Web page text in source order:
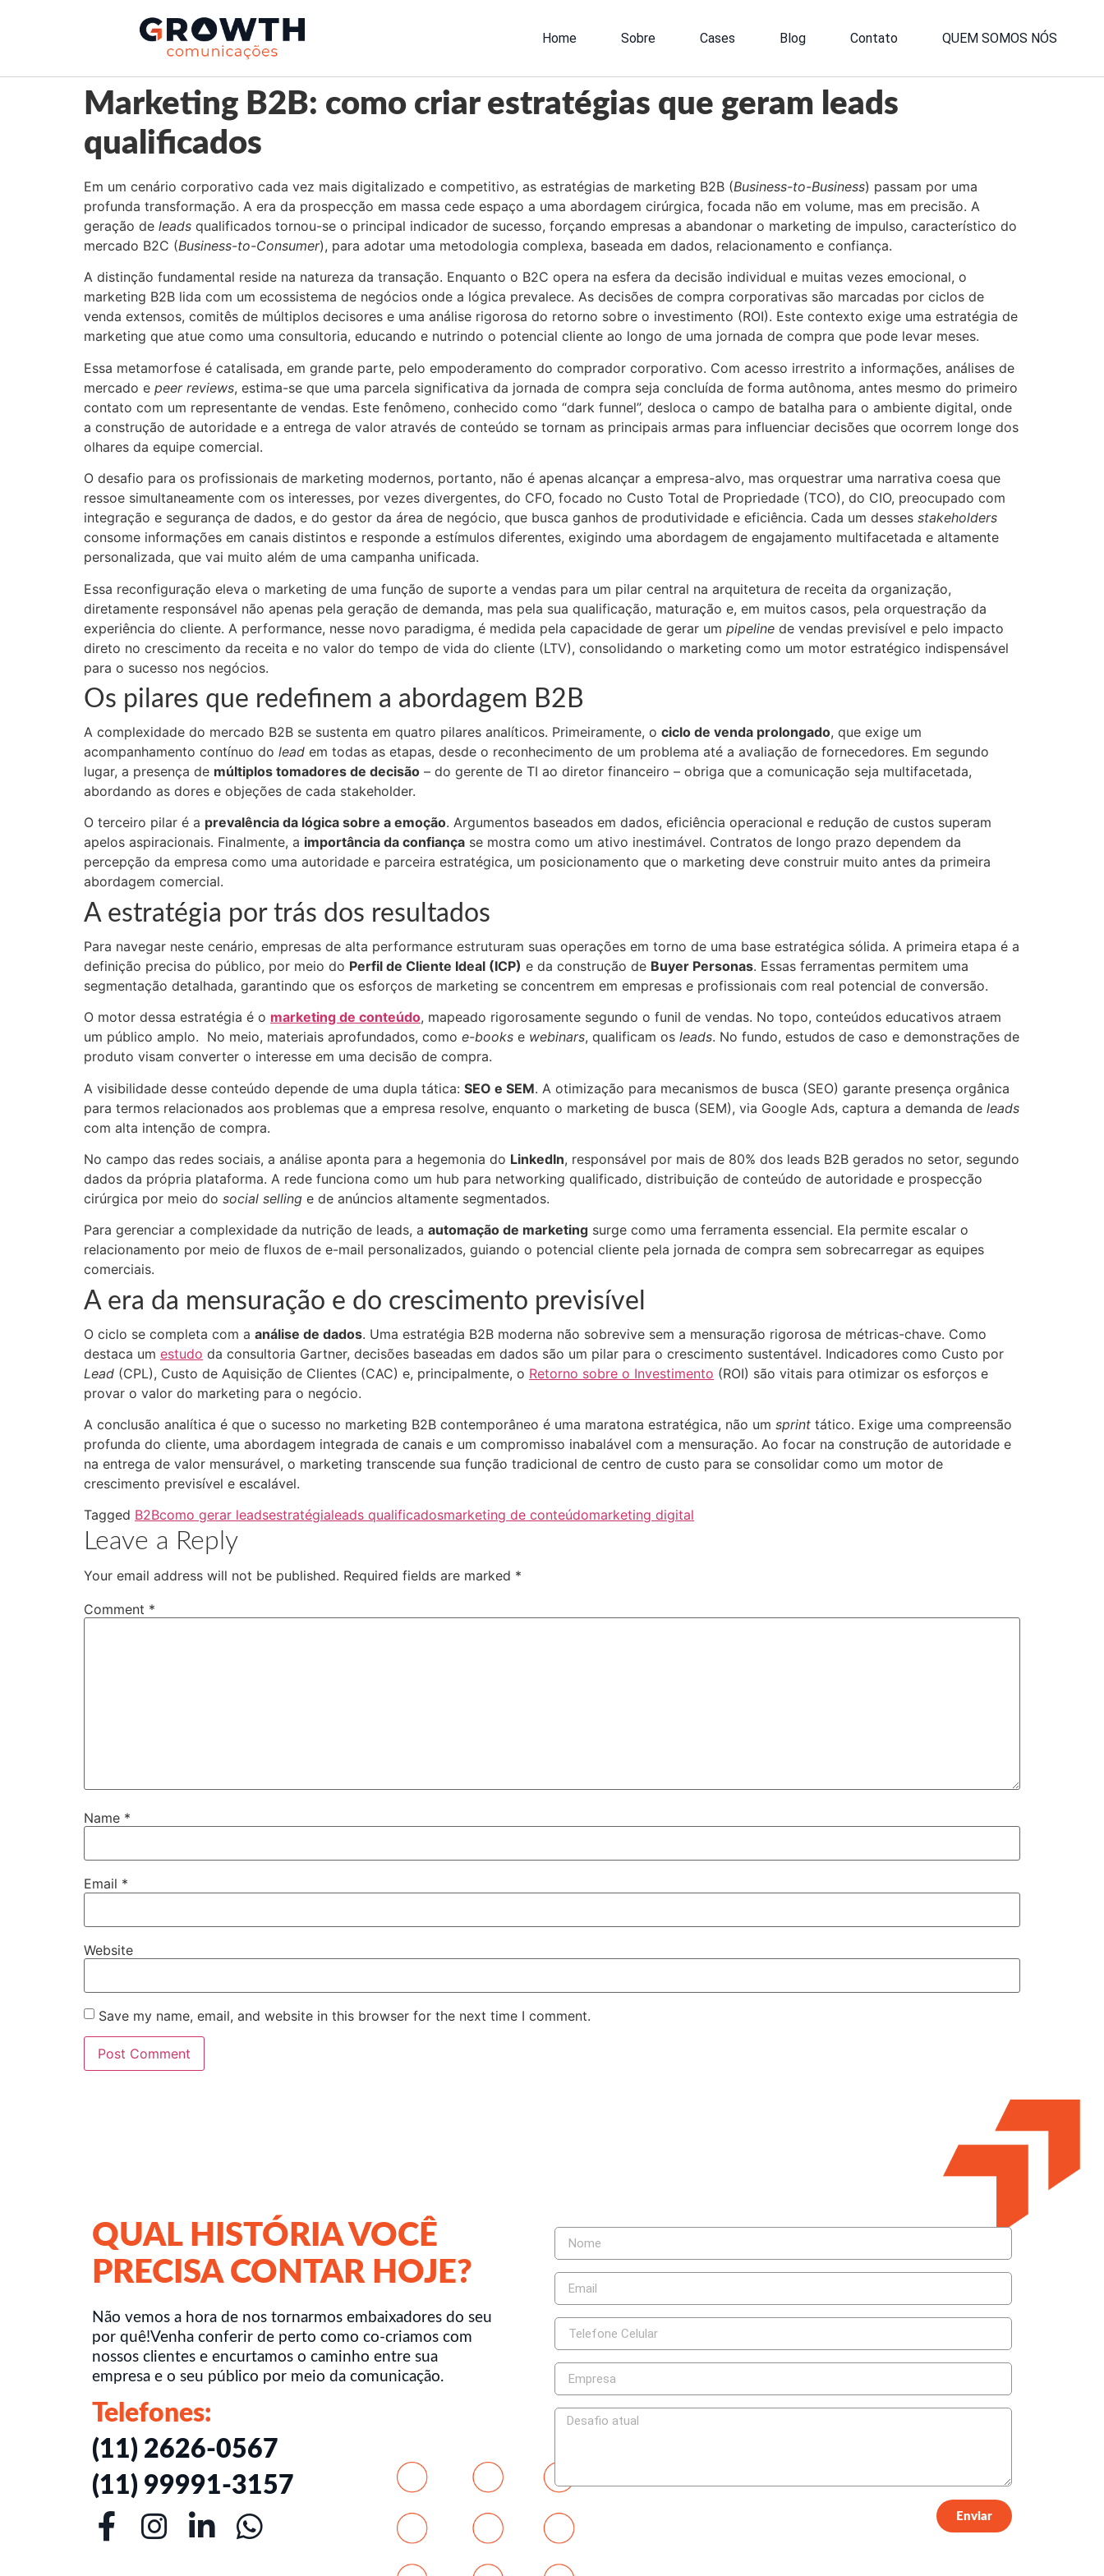
Home Sobre Cases Blog Contato QUEM SOMOS NÓS
Marketing B2B: como criar estratégias que geram leads
qualificados
Em um cenário corporativo cada vez mais digitalizado e competitivo, as estratégias de marketing B2B (Business-to-Business) passam por uma
profunda transformação. A era da prospecção em massa cede espaço a uma abordagem cirúrgica, focada não em volume, mas em precisão. A
geração de leads qualificados tornou-se o principal indicador de sucesso, forçando empresas a abandonar o marketing de impulso, característico do
mercado B2C (Business-to-Consumer), para adotar uma metodologia complexa, baseada em dados, relacionamento e confiança.
A distinção fundamental reside na natureza da transação. Enquanto o B2C opera na esfera da decisão individual e muitas vezes emocional, o
marketing B2B lida com um ecossistema de negócios onde a lógica prevalece. As decisões de compra corporativas são marcadas por ciclos de
venda extensos, comitês de múltiplos decisores e uma análise rigorosa do retorno sobre o investimento (ROI). Este contexto exige uma estratégia de
marketing que atue como uma consultoria, educando e nutrindo o potencial cliente ao longo de uma jornada de compra que pode levar meses.
Essa metamorfose é catalisada, em grande parte, pelo empoderamento do comprador corporativo. Com acesso irrestrito a informações, análises de
mercado e peer reviews, estima-se que uma parcela significativa da jornada de compra seja concluída de forma autônoma, antes mesmo do primeiro
contato com um representante de vendas. Este fenômeno, conhecido como “dark funnel”, desloca o campo de batalha para o ambiente digital, onde
a construção de autoridade e a entrega de valor através de conteúdo se tornam as principais armas para influenciar decisões que ocorrem longe dos
olhares da equipe comercial.
O desafio para os profissionais de marketing modernos, portanto, não é apenas alcançar a empresa-alvo, mas orquestrar uma narrativa coesa que
ressoe simultaneamente com os interesses, por vezes divergentes, do CFO, focado no Custo Total de Propriedade (TCO), do CIO, preocupado com
integração e segurança de dados, e do gestor da área de negócio, que busca ganhos de produtividade e eficiência. Cada um desses stakeholders
consome informações em canais distintos e responde a estímulos diferentes, exigindo uma abordagem de engajamento multifacetada e altamente
personalizada, que vai muito além de uma campanha unificada.
Essa reconfiguração eleva o marketing de uma função de suporte a vendas para um pilar central na arquitetura de receita da organização,
diretamente responsável não apenas pela geração de demanda, mas pela sua qualificação, maturação e, em muitos casos, pela orquestração da
experiência do cliente. A performance, nesse novo paradigma, é medida pela capacidade de gerar um pipeline de vendas previsível e pelo impacto
direto no crescimento da receita e no valor do tempo de vida do cliente (LTV), consolidando o marketing como um motor estratégico indispensável
para o sucesso nos negócios.
Os pilares que redefinem a abordagem B2B
A complexidade do mercado B2B se sustenta em quatro pilares analíticos. Primeiramente, o ciclo de venda prolongado, que exige um
acompanhamento contínuo do lead em todas as etapas, desde o reconhecimento de um problema até a avaliação de fornecedores. Em segundo
lugar, a presença de múltiplos tomadores de decisão – do gerente de TI ao diretor financeiro – obriga que a comunicação seja multifacetada,
abordando as dores e objeções de cada stakeholder.
O terceiro pilar é a prevalência da lógica sobre a emoção. Argumentos baseados em dados, eficiência operacional e redução de custos superam
apelos aspiracionais. Finalmente, a importância da confiança se mostra como um ativo inestimável. Contratos de longo prazo dependem da
percepção da empresa como uma autoridade e parceira estratégica, um posicionamento que o marketing deve construir muito antes da primeira
abordagem comercial.
A estratégia por trás dos resultados
Para navegar neste cenário, empresas de alta performance estruturam suas operações em torno de uma base estratégica sólida. A primeira etapa é a
definição precisa do público, por meio do Perfil de Cliente Ideal (ICP) e da construção de Buyer Personas. Essas ferramentas permitem uma
segmentação detalhada, garantindo que os esforços de marketing se concentrem em empresas e profissionais com real potencial de conversão.
O motor dessa estratégia é o marketing de conteúdo, mapeado rigorosamente segundo o funil de vendas. No topo, conteúdos educativos atraem
um público amplo. No meio, materiais aprofundados, como e-books e webinars, qualificam os leads. No fundo, estudos de caso e demonstrações de
produto visam converter o interesse em uma decisão de compra.
A visibilidade desse conteúdo depende de uma dupla tática: SEO e SEM. A otimização para mecanismos de busca (SEO) garante presença orgânica
para termos relacionados aos problemas que a empresa resolve, enquanto o marketing de busca (SEM), via Google Ads, captura a demanda de leads
com alta intenção de compra.
No campo das redes sociais, a análise aponta para a hegemonia do LinkedIn, responsável por mais de 80% dos leads B2B gerados no setor, segundo
dados da própria plataforma. A rede funciona como um hub para networking qualificado, distribuição de conteúdo de autoridade e prospecção
cirúrgica por meio do social selling e de anúncios altamente segmentados.
Para gerenciar a complexidade da nutrição de leads, a automação de marketing surge como uma ferramenta essencial. Ela permite escalar o
relacionamento por meio de fluxos de e-mail personalizados, guiando o potencial cliente pela jornada de compra sem sobrecarregar as equipes
comerciais.
A era da mensuração e do crescimento previsível
O ciclo se completa com a análise de dados. Uma estratégia B2B moderna não sobrevive sem a mensuração rigorosa de métricas-chave. Como
destaca um estudo da consultoria Gartner, decisões baseadas em dados são um pilar para o crescimento sustentável. Indicadores como Custo por
Lead (CPL), Custo de Aquisição de Clientes (CAC) e, principalmente, o Retorno sobre o Investimento (ROI) são vitais para otimizar os esforços e
provar o valor do marketing para o negócio.
A conclusão analítica é que o sucesso no marketing B2B contemporâneo é uma maratona estratégica, não um sprint tático. Exige uma compreensão
profunda do cliente, uma abordagem integrada de canais e um compromisso inabalável com a mensuração. Ao focar na construção de autoridade e
na entrega de valor mensurável, o marketing transcende sua função tradicional de centro de custo para se consolidar como um motor de
crescimento previsível e escalável.
Tagged B2Bcomo gerar leadsestratégialeads qualificadosmarketing de conteúdomarketing digital
Leave a Reply
Your email address will not be published. Required fields are marked *
Comment *
Name *
Email *
Website
Save my name, email, and website in this browser for the next time I comment.
QUAL HISTÓRIA VOCÊ
PRECISA CONTAR HOJE?
Não vemos a hora de nos tornarmos embaixadores do seu
por quê!Venha conferir de perto como co-criamos com
nossos clientes e encurtamos o caminho entre sua
empresa e o seu público por meio da comunicação.
Telefones:
(11) 2626-0567
(11) 99991-3157
Enviar